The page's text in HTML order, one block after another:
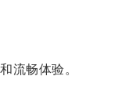
流畅体验。